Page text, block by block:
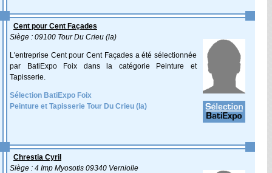
Cent pour Cent Façades
Siège : 09100 Tour Du Crieu (la)
L'entreprise Cent pour Cent Façades a été sélectionnée
par BatiExpo Foix dans la catégorie Peinture et
Tapisserie.
Sélection BatiExpo Foix
Peinture et Tapisserie Tour Du Crieu (la)
Chrestia Cyril
Siège : 4 Imp Myosotis 09340 Verniolle